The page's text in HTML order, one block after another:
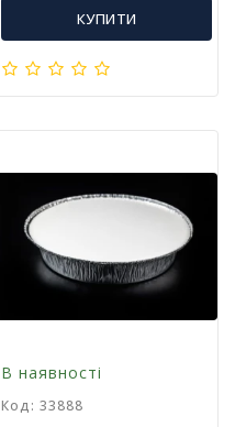
КУПИТИ
В наявності
Код: 33888